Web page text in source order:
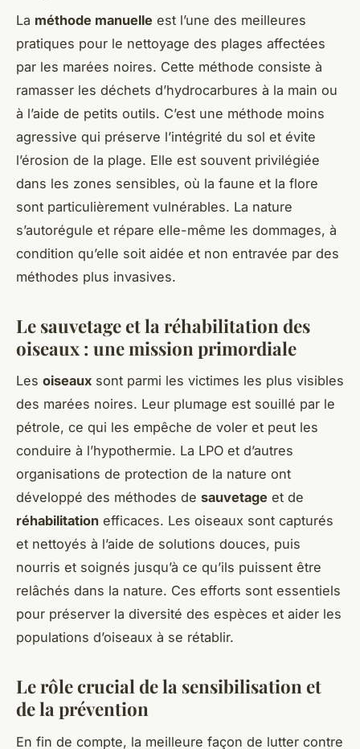
La méthode manuelle est l’une des meilleures
pratiques pour le nettoyage des plages affectées
par les marées noires. Cette méthode consiste à
ramasser les déchets d’hydrocarbures à la main ou
à l’aide de petits outils. C’est une méthode moins
agressive qui préserve l’intégrité du sol et évite
l’érosion de la plage. Elle est souvent privilégiée
dans les zones sensibles, où la faune et la flore
sont particulièrement vulnérables. La nature
s’autorégule et répare elle-même les dommages, à
condition qu’elle soit aidée et non entravée par des
méthodes plus invasives.
Le sauvetage et la réhabilitation des
oiseaux : une mission primordiale
Les oiseaux sont parmi les victimes les plus visibles
des marées noires. Leur plumage est souillé par le
pétrole, ce qui les empêche de voler et peut les
conduire à l’hypothermie. La LPO et d’autres
organisations de protection de la nature ont
développé des méthodes de sauvetage et de
réhabilitation efficaces. Les oiseaux sont capturés
et nettoyés à l’aide de solutions douces, puis
nourris et soignés jusqu’à ce qu’ils puissent être
relâchés dans la nature. Ces efforts sont essentiels
pour préserver la diversité des espèces et aider les
populations d’oiseaux à se rétablir.
Le rôle crucial de la sensibilisation et
de la prévention
En fin de compte, la meilleure façon de lutter contre